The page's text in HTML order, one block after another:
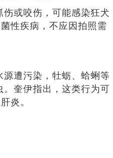
或咬伤，可能感染狂犬
性疾病，不应因拍照需
源遭污染，牡蛎、蛤蜊等
奎伊指出，这类行为可
炎。